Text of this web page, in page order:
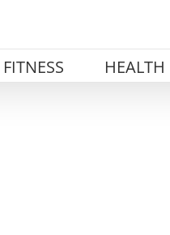
FITNESS HEALTH